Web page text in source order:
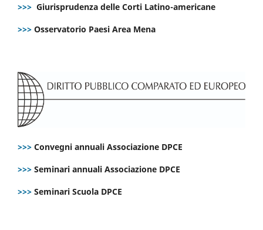
>>> Giurisprudenza delle Corti Latino-americane
>>> Osservatorio Paesi Area Mena
>>> Convegni annuali Associazione DPCE
>>> Seminari annuali Associazione DPCE
>>> Seminari Scuola DPCE